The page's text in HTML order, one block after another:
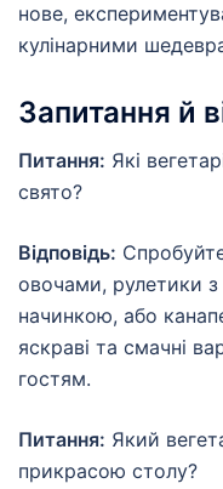
нове,
кулінарними
Запитання й
Питання: Які
свято?
Відповідь:
овочами, рулетики з
начинкою, або
яскраві та смачні
гостям.
Питання: Який
прикрасою столу?